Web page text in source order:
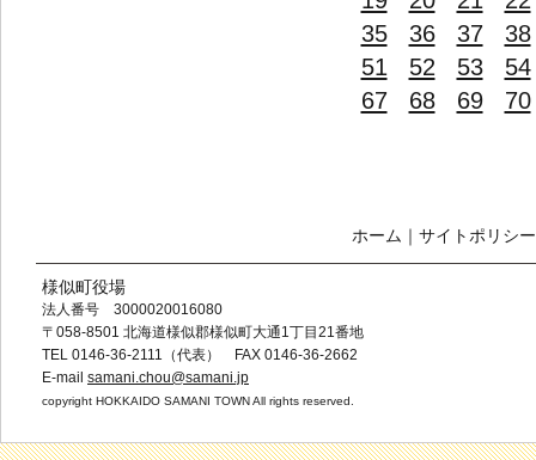
35
36 37
38
51
52 53
54
67
68 69 70
ホーム ｜ サイトポリシー
様似町役場
法人番号 3000020016080
〒058-8501 北海道様似郡様似町大通1丁目21番地
TEL 0146-36-2111（代表） FAX 0146-36-2662
E-mail samani.chou@samani.jp
copyright HOKKAIDO SAMANI TOWN All rights reserved.